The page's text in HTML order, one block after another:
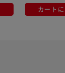
カート